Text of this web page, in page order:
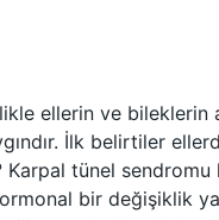
ellerin ve bileklerin
İlk belirtiler
tünel
bir değişiklik